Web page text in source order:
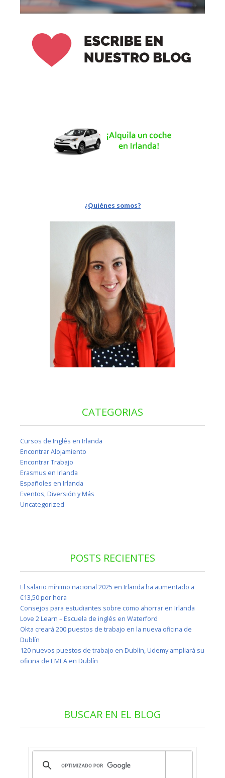
¿Quiénes somos?
CATEGORIAS
Cursos de Inglés en Irlanda
Encontrar Alojamiento
Encontrar Trabajo
Erasmus en Irlanda
Españoles en Irlanda
Eventos, Diversión y Más
Uncategorized
POSTS RECIENTES
El salario mínimo nacional 2025 en Irlanda ha aumentado a
€13,50 por hora
Consejos para estudiantes sobre como ahorrar en Irlanda
Love 2 Learn – Escuela de inglés en Waterford
Okta creará 200 puestos de trabajo en la nueva oficina de
Dublín
120 nuevos puestos de trabajo en Dublín, Udemy ampliará su
oficina de EMEA en Dublín
BUSCAR EN EL BLOG